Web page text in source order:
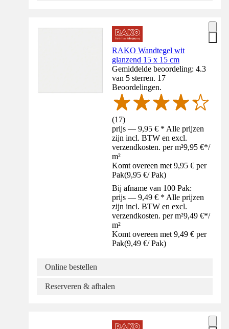
RAKO Wandtegel wit
glanzend 15 x 15 cm
Gemiddelde beoordeling: 4.3
van 5 sterren. 17
Beoordelingen.
(17)
prijs — 9,95 € * Alle prijzen
zijn incl. BTW en excl.
verzendkosten. per m²9,95 €*/
m²
Komt overeen met 9,95 € per
Pak(9,95 €/ Pak)
Bij afname van 100 Pak:
prijs — 9,49 € * Alle prijzen
zijn incl. BTW en excl.
verzendkosten. per m²9,49 €*/
m²
Komt overeen met 9,49 € per
Pak(9,49 €/ Pak)
Online bestellen
Reserveren & afhalen